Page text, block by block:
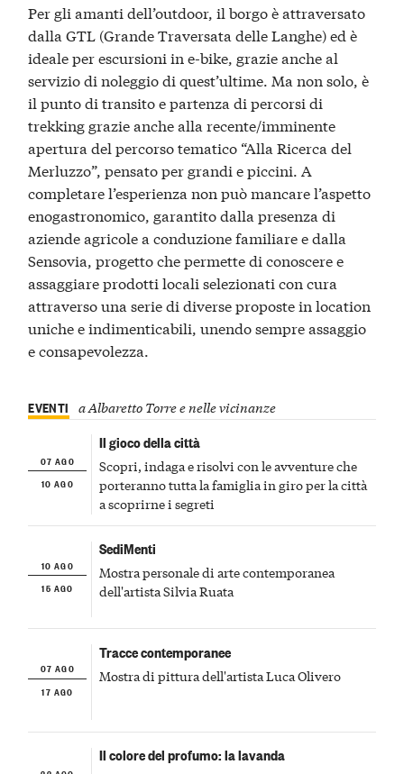
Per gli amanti dell’outdoor, il borgo è attraversato
dalla GTL (Grande Traversata delle Langhe) ed è
ideale per escursioni in e-bike, grazie anche al
servizio di noleggio di quest’ultime. Ma non solo, è
il punto di transito e partenza di percorsi di
trekking grazie anche alla recente/imminente
apertura del percorso tematico “Alla Ricerca del
Merluzzo”, pensato per grandi e piccini. A
completare l’esperienza non può mancare l’aspetto
enogastronomico, garantito dalla presenza di
aziende agricole a conduzione familiare e dalla
Sensovia, progetto che permette di conoscere e
assaggiare prodotti locali selezionati con cura
attraverso una serie di diverse proposte in location
uniche e indimenticabili, unendo sempre assaggio
e consapevolezza.
EVENTI a Albaretto Torre e nelle vicinanze
07 AGO
10 AGO
Il gioco della città
Scopri, indaga e risolvi con le avventure che
porteranno tutta la famiglia in giro per la città
a scoprirne i segreti
10 AGO
15 AGO
SediMenti
Mostra personale di arte contemporanea
dell'artista Silvia Ruata
07 AGO
17 AGO
Tracce contemporanee
Mostra di pittura dell'artista Luca Olivero
Il colore del profumo: la lavanda